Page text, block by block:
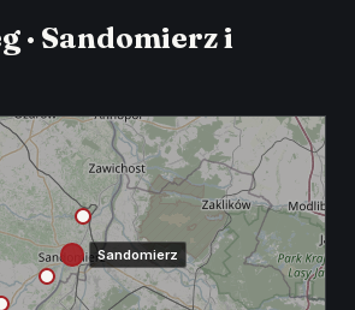
· Sandomierz i
Sandomierz